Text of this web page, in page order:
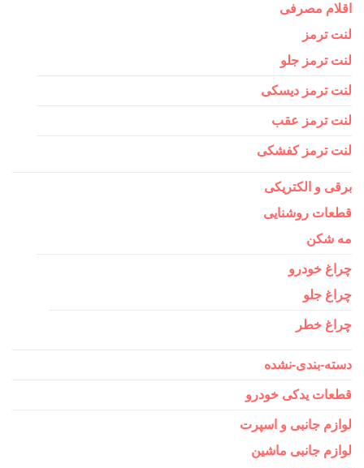
اقلام مصرفی
لنت ترمز
لنت ترمز جلو
لنت ترمز دیسکی
لنت ترمز عقب
لنت ترمز کفشکی
برقی و الکتریکی
قطعات روشنایی
مه شکن
چراغ خودرو
چراغ جلو
چراغ خطر
دسته-بندی-نشده
قطعات یدکی خودرو
لوازم جانبی و اسپرت
لوازم جانبی ماشین